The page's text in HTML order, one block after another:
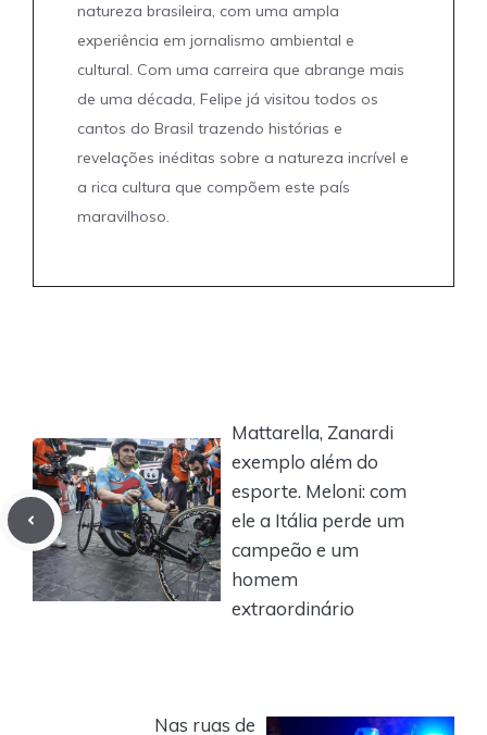
natureza brasileira, com uma ampla
experiência em jornalismo ambiental e
cultural. Com uma carreira que abrange mais
de uma década, Felipe já visitou todos os
cantos do Brasil trazendo histórias e
revelações inéditas sobre a natureza incrível e
a rica cultura que compõem este país
maravilhoso.
Mattarella, Zanardi
exemplo além do
esporte. Meloni: com
ele a Itália perde um
campeão e um
homem
extraordinário
Nas ruas de